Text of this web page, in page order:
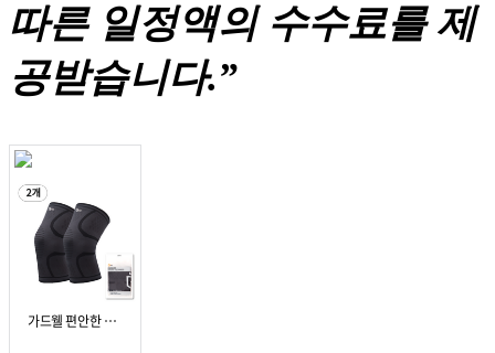
따른 일정액의 수수료를 제
공받습니다.”